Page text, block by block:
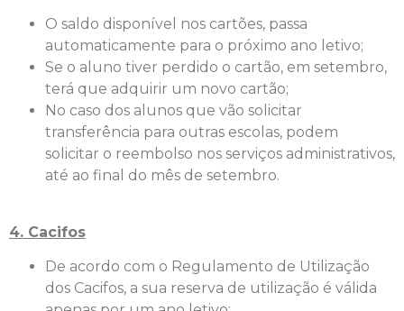
O saldo disponível nos cartões, passa
automaticamente para o próximo ano letivo;
Se o aluno tiver perdido o cartão, em setembro,
terá que adquirir um novo cartão;
No caso dos alunos que vão solicitar
transferência para outras escolas, podem
solicitar o reembolso nos serviços administrativos,
até ao final do mês de setembro.
4. Cacifos
De acordo com o Regulamento de Utilização
dos Cacifos, a sua reserva de utilização é válida